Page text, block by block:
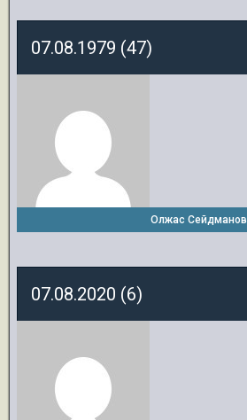
07.08.1979 (47)
Олжас Сейдманов
07.08.2020 (6)